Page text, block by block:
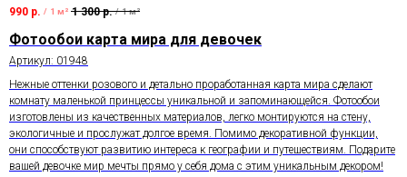
990 р. / 1 м² 1 300 р. / 1 м²
Фотообои карта мира для девочек
Артикул: 01948
Нежные оттенки розового и детально проработанная карта мира сделают
комнату маленькой принцессы уникальной и запоминающейся. Фотообои
изготовлены из качественных материалов, легко монтируются на стену,
экологичные и прослужат долгое время. Помимо декоративной функции,
они способствуют развитию интереса к географии и путешествиям. Подарите
вашей девочке мир мечты прямо у себя дома с этим уникальным декором!